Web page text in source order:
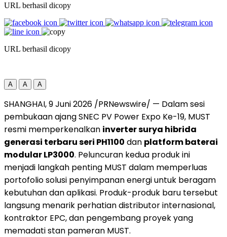
URL berhasil dicopy
URL berhasil dicopy
A A A
SHANGHAI, 9 Juni 2026 /PRNewswire/ — Dalam sesi
pembukaan ajang SNEC PV Power Expo Ke-19, MUST
resmi memperkenalkan inverter surya hibrida
generasi terbaru seri PH1100 dan platform baterai
modular LP3000. Peluncuran kedua produk ini
menjadi langkah penting MUST dalam memperluas
portofolio solusi penyimpanan energi untuk beragam
kebutuhan dan aplikasi. Produk-produk baru tersebut
langsung menarik perhatian distributor internasional,
kontraktor EPC, dan pengembang proyek yang
memadati stan pameran MUST.